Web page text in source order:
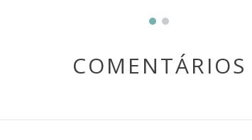
tanto em ambientes internos quanto externos.
COMENTÁRIOS